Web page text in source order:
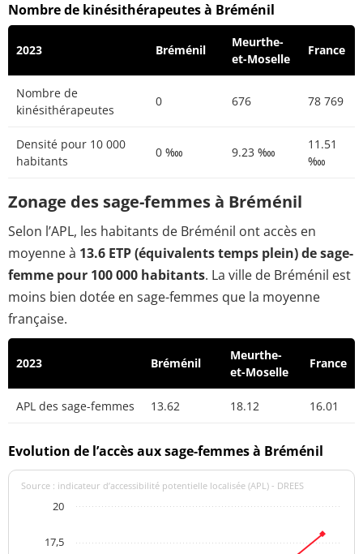
Nombre de kinésithérapeutes à Bréménil
2023 Bréménil
Meurthe-
et-Moselle
France
Nombre de
kinésithérapeutes
0 676 78 769
Densité pour 10 000
habitants
0 ‱ 9.23 ‱
11.51
‱
Zonage des sage-femmes à Bréménil
Selon l’APL, les habitants de Bréménil ont accès en
moyenne à 13.6 ETP (équivalents temps plein) de sage-
femme pour 100 000 habitants. La ville de Bréménil est
moins bien dotée en sage-femmes que la moyenne
française.
2023 Bréménil
Meurthe-
et-Moselle
France
APL des sage-femmes 13.62 18.12 16.01
Evolution de l’accès aux sage-femmes à Bréménil
Source : indicateur d’accessibilité potentielle localisée (APL) - DREES
17,5
20